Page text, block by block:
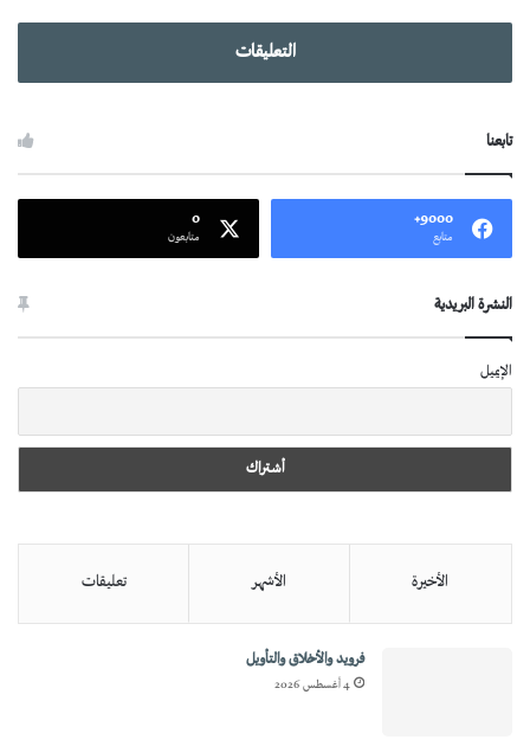
التعليقات
تابعنا
9000+
متابع
0
متابعون
النشرة البريدية
الإيميل
الأخيرة الأشهر تعليقات
فرويد والأخلاق والتأويل
4 أغسطس 2026